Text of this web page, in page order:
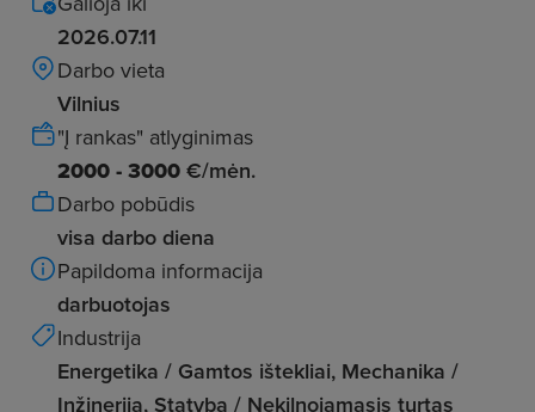
2026.07.11
Darbo vieta
Vilnius
"Į rankas" atlyginimas
2000 - 3000 €/mėn.
Darbo pobūdis
visa darbo diena
Papildoma informacija
darbuotojas
Industrija
Energetika / Gamtos ištekliai, Mechanika /
Inžinerija, Statyba / Nekilnojamasis turtas